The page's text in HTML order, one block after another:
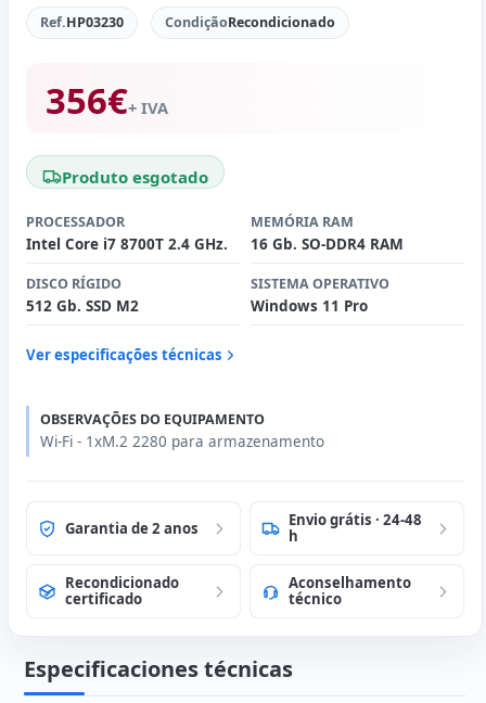
Ref.HP03230 CondiçãoRecondicionado
356€+ IVA
Produto esgotado
PROCESSADOR
Intel Core i7 8700T 2.4 GHz.
MEMÓRIA RAM
16 Gb. SO-DDR4 RAM
DISCO RÍGIDO
512 Gb. SSD M2
SISTEMA OPERATIVO
Windows 11 Pro
Ver especificações técnicas
OBSERVAÇÕES DO EQUIPAMENTO
Wi-Fi - 1xM.2 2280 para armazenamento
Garantia de 2 anos
Envio grátis · 24-48
h
Recondicionado
certificado
Aconselhamento
técnico
Especificaciones técnicas